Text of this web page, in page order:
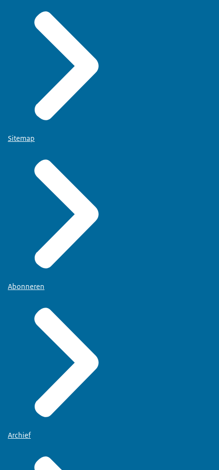
Sitemap
Abonneren
Archief